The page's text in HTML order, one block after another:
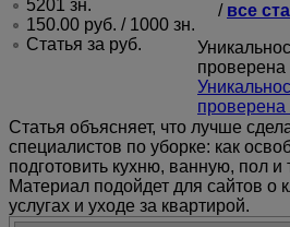
5201 зн.
150.00 руб. / 1000 зн.
Статья за руб.
/ все
проверена
проверена
Статья объясняет, что лучше
специалистов по уборке: как
подготовить кухню, ванную, пол
Материал подойдет для сайтов о
услугах и уходе за квартирой.